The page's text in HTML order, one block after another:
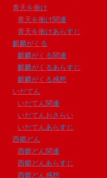
青天を衝け
青天を衝け関連
青天を衝けあらすじ
麒麟がくる
麒麟がくる関連
麒麟がくるあらすじ
麒麟がくる感想
いだてん
いだてん関連
いだてんおさらい
いだてんあらすじ
西郷どん
西郷どん関連
西郷どんあらすじ
西郷どん感想